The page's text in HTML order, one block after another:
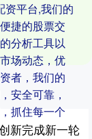
资平台,我们的
捷的股票交
分析工具以
场动态，优
者，我们的
安全可靠，
抓住每一个
新完成新一轮